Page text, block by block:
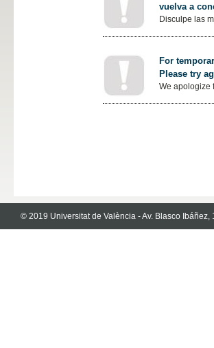
vuelva a
Disculpe las
For
Please try
We apologize
© 2019 Universitat de València - Av. Blasco